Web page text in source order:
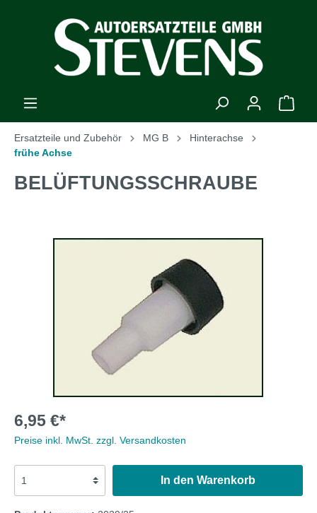
Ersatzteile und Zubehör MG B
Hinterachse
frühe Achse
BELÜFTUNGSSCHRAUBE
6,95 €*
Preise inkl. MwSt. zzgl. Versandkosten
In den Warenkorb